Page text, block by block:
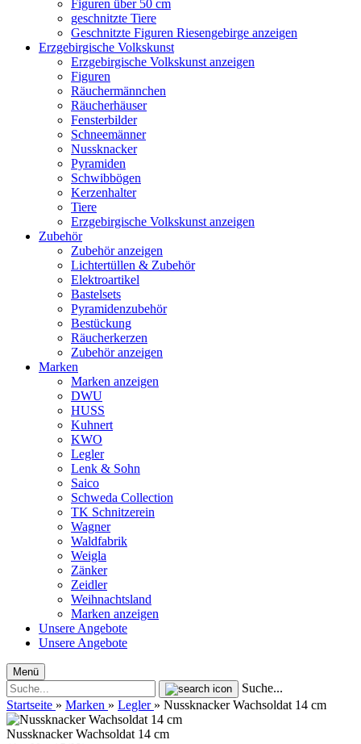
Figuren über 50 cm
geschnitzte Tiere
Geschnitzte Figuren Riesengebirge anzeigen
Erzgebirgische Volkskunst
Erzgebirgische Volkskunst anzeigen
Figuren
Räuchermännchen
Räucherhäuser
Fensterbilder
Schneemänner
Nussknacker
Pyramiden
Schwibbögen
Kerzenhalter
Tiere
Erzgebirgische Volkskunst anzeigen
Zubehör
Zubehör anzeigen
Lichtertüllen & Zubehör
Elektroartikel
Bastelsets
Pyramidenzubehör
Bestückung
Räucherkerzen
Zubehör anzeigen
Marken
Marken anzeigen
DWU
HUSS
Kuhnert
KWO
Legler
Lenk & Sohn
Saico
Schweda Collection
TK Schnitzerein
Wagner
Waldfabrik
Weigla
Zänker
Zeidler
Weihnachtsland
Marken anzeigen
Unsere Angebote
Unsere Angebote
Menü
Suche...
Startseite » Marken » Legler » Nussknacker Wachsoldat 14 cm
Nussknacker Wachsoldat 14 cm